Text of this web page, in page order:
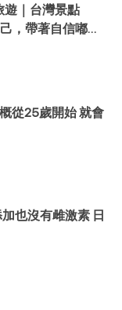
遊｜台灣景點
，帶著自信嘟嘴
從25歲開始 就會
也沒有雌激素 日